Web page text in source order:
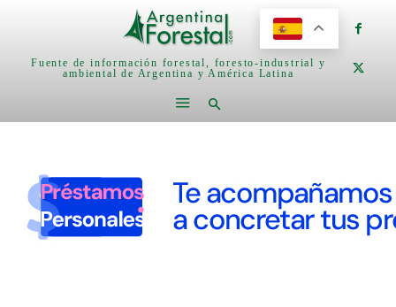
Fuente de información forestal, foresto-industrial y
ambiental de Argentina y América Latina